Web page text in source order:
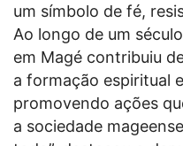
um símbolo de fé,
Ao longo de um
em Magé contribuiu
a formação espiritual
promovendo ações
a sociedade